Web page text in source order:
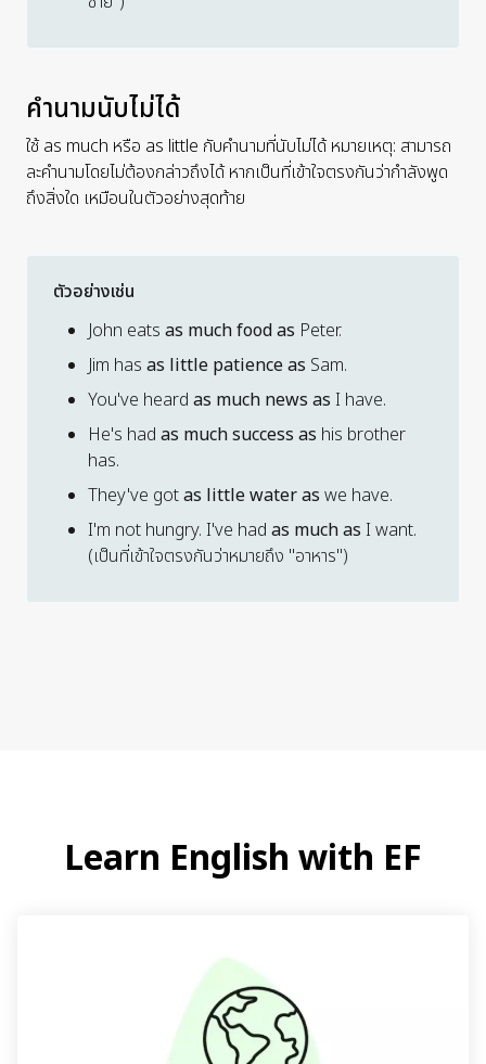
คำนามนับไม่ได้
ใช้as much หรือ as little กับคำนามที่นับไม่ได้ หมายเหตุ: สามารถ
ละคำนามโดยไม่ต้องกล่าวถึงได้ หากเป็นที่เข้าใจตรงกันว่ากำลังพูด
ถึงสิ่งใด เหมือนในตัวอย่างสุดท้าย
ตัวอย่างเช่น
John eats as much food as Peter.
Jim has as little patience as Sam.
You've heard as much news as I have.
He's had as much success as his brother
has.
They've gotas little water as we have.
I'm not hungry. I've had as much as I want.
(เป็นที่เข้าใจตรงกันว่าหมายถึง "อาหาร")
Learn English with EF